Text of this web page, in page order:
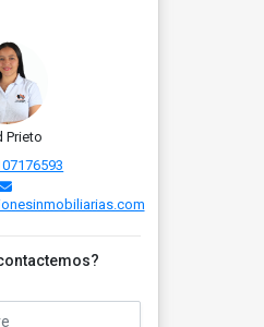
Prieto